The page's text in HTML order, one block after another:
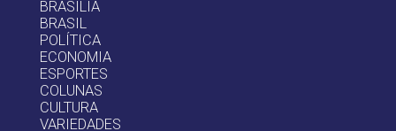
BRASÍLIA
BRASIL
POLÍTICA
ECONOMIA
ESPORTES
COLUNAS
CULTURA
VARIEDADES